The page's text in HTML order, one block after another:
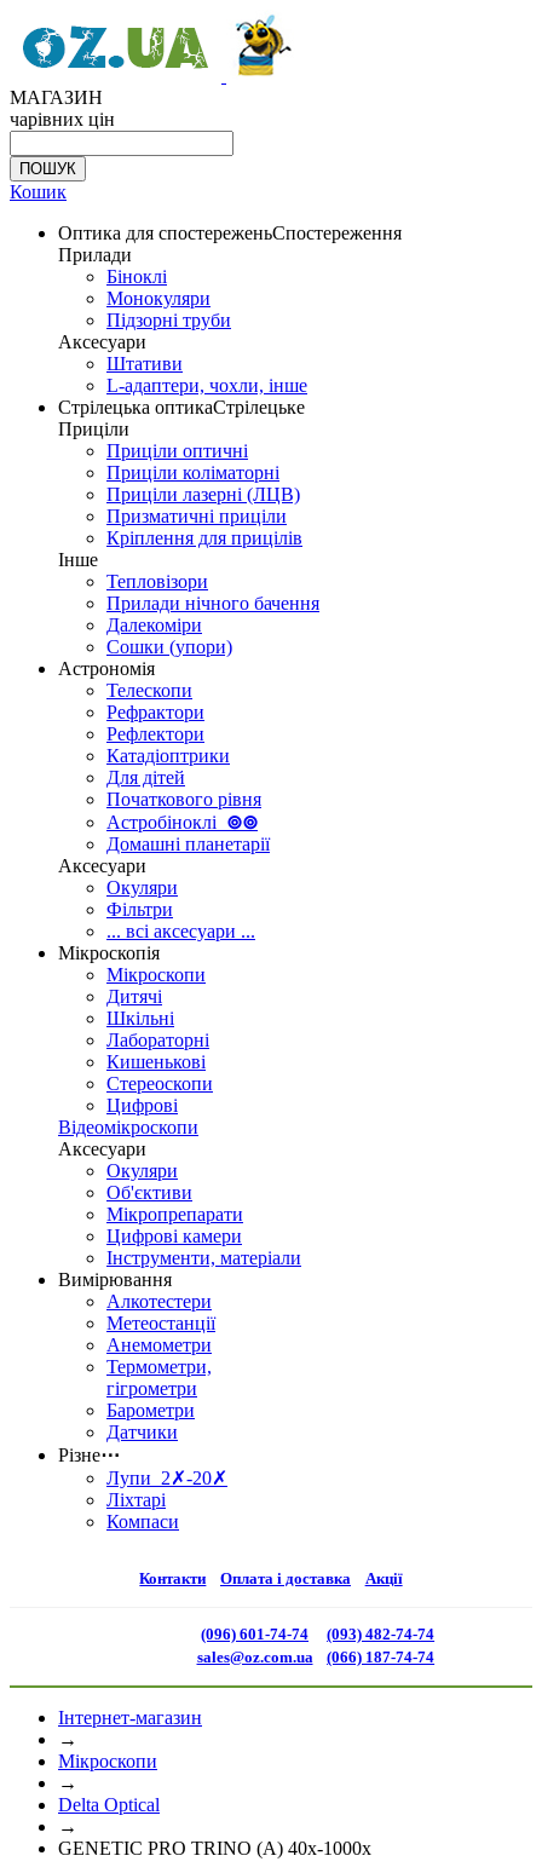
МАГАЗИН
чарівних цін
Кошик
Оптика для спостереженьСпостереження
Прилади
Біноклі
Монокуляри
Підзорні труби
Аксесуари
Штативи
L-адаптери, чохли, інше
Стрілецька оптикаСтрілецьке
Приціли
Приціли оптичні
Приціли коліматорні
Приціли лазерні (ЛЦВ)
Призматичні приціли
Кріплення для прицілів
Інше
Тепловізори
Прилади нічного бачення
Далекоміри
Сошки (упори)
Астрономія
Телескопи
Рефрактори
Рефлектори
Катадіоптрики
Для дітей
Початкового рівня
Астробіноклі ⊚⊚
Домашні планетарії
Аксесуари
Окуляри
Фільтри
... всі аксесуари ...
Мікроскопія
Мікроскопи
Дитячі
Шкільні
Лабораторні
Кишенькові
Стереоскопи
Цифрові
Відеомікроскопи
Аксесуари
Окуляри
Об'єктиви
Мікропрепарати
Цифрові камери
Інструменти, матеріали
Вимірювання
Алкотестери
Метеостанції
Анемометри
Термометри,
гігрометри
Барометри
Датчики
Різне⋯
Лупи 2✗-20✗
Ліхтарі
Компаси
Контакти Оплата і доставка Акції
(096) 601-74-74
sales@oz.com.ua
(093) 482-74-74
(066) 187-74-74
Інтернет-магазин
→
Мікроскопи
→
Delta Optical
→
GENETIC PRO TRINO (A) 40x-1000x